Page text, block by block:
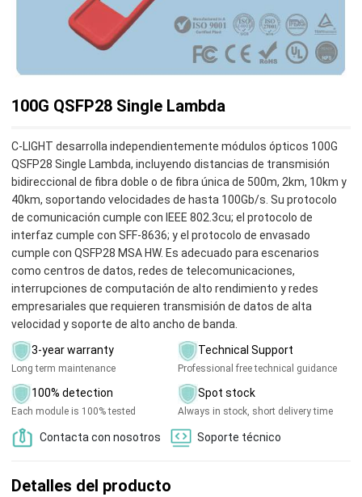
100G QSFP28 Single Lambda
C-LIGHT desarrolla independientemente módulos ópticos 100G
QSFP28 Single Lambda, incluyendo distancias de transmisión
bidireccional de fibra doble o de fibra única de 500m, 2km, 10km y
40km, soportando velocidades de hasta 100Gb/s. Su protocolo
de comunicación cumple con IEEE 802.3cu; el protocolo de
interfaz cumple con SFF-8636; y el protocolo de envasado
cumple con QSFP28 MSA HW. Es adecuado para escenarios
como centros de datos, redes de telecomunicaciones,
interrupciones de computación de alto rendimiento y redes
empresariales que requieren transmisión de datos de alta
velocidad y soporte de alto ancho de banda.
3-year warranty
Long term maintenance
Technical Support
Professional free technical guidance
100% detection
Each module is 100% tested
Spot stock
Always in stock, short delivery time
Contacta con nosotros Soporte técnico
Detalles del producto